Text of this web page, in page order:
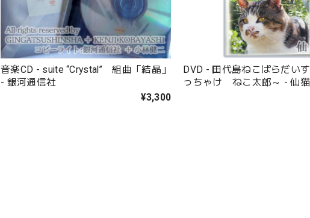
音楽CD - suite “Crystal” 組曲「結晶」
- 銀河通信社
¥3,300
DVD - 田代島ねこぱらだい
っちゃけ ねこ太郎～ - 仙